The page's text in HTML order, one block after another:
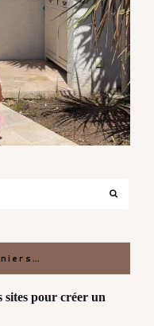
sites pour créer un